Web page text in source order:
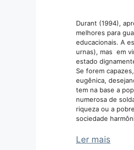
Durant (1994),
melhores para
educacionais. A
urnas), mas em
estado
Se forem
eugênica,
tem na base a
numerosa de
riqueza ou a
sociedade
Ler mais